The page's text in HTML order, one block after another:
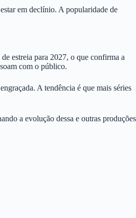
em declínio. A popularidade de
estreia para 2027, o que confirma a
com o público.
A tendência é que mais séries
a evolução dessa e outras produções